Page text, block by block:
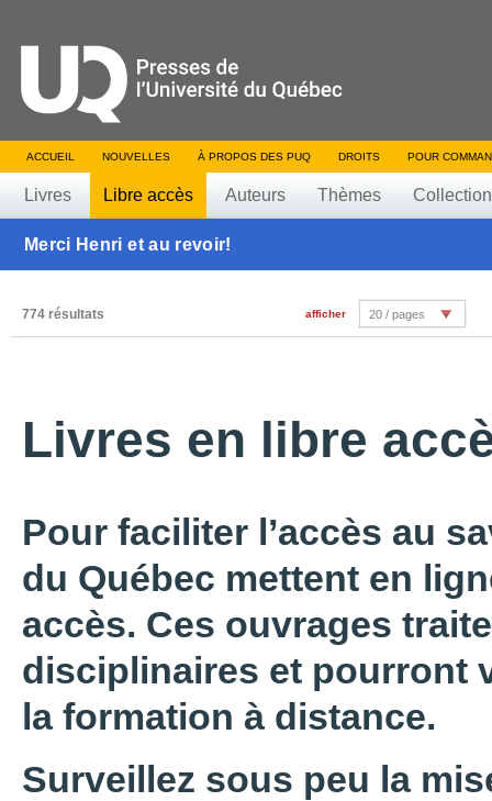
ACCUEIL NOUVELLES À PROPOS DES PUQ DROITS POUR
Livres Libre accès Auteurs Thèmes
Merci Henri et au revoir!
774 résultats afficher 20 / pages
Livres en libre
Pour faciliter l’accès au
du Québec mettent en
accès. Ces ouvrages
disciplinaires et pourront
la formation à distance.
Surveillez sous peu la